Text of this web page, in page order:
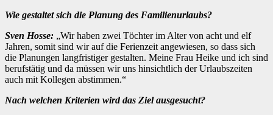
Wie gestaltet sich die Planung des Familienurlaubs?
Sven Hosse: „Wir haben zwei Töchter im Alter von acht und elf
Jahren, somit sind wir auf die Ferienzeit angewiesen, so dass sich
die Planungen langfristiger gestalten. Meine Frau Heike und ich sind
berufstätig und da müssen wir uns hinsichtlich der Urlaubszeiten
auch mit Kollegen abstimmen.“
Nach welchen Kriterien wird das Ziel ausgesucht?